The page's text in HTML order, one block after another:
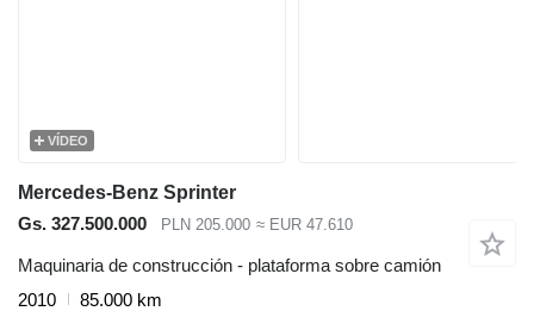
VÍDEO
Mercedes-Benz Sprinter
Gs. 327.500.000
PLN 205.000 ≈ EUR 47.610
Maquinaria de construcción - plataforma sobre camión
2010
85.000 km